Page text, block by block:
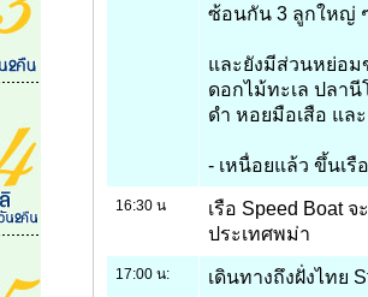
ซ้อนกัน 3 ลูกใหญ่
และยังมีส่วนหย่อม
ดอกไม้ทะเล ปลา
ดำ หอยมือเสือ แล
- เหนื่อยแล้ว ขึ้นเรื
16:30 น
เรือ Speed Boat
ประเทศพม่า
17:00 น: เดินทางถึงฝั่งไทย